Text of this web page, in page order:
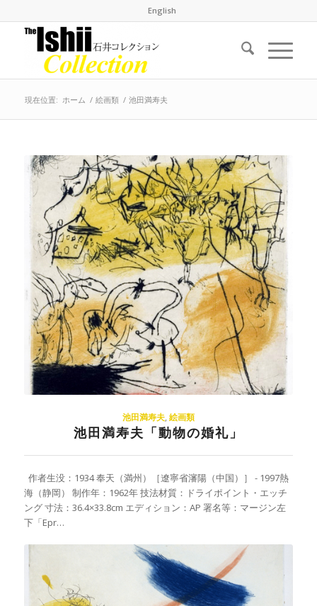
English
現在位置: ホーム / 絵画類 / 池田満寿夫
池田満寿夫,絵画類
池田満寿夫「動物の婚礼」
作者生没：1934 奉天（満州）［遼寧省瀋陽（中国）］ - 1997熱
海（静岡） 制作年：1962年 技法材質：ドライポイント・エッチ
ング 寸法：36.4×33.8cm エディション：AP 署名等：マージン左
下「Epr…